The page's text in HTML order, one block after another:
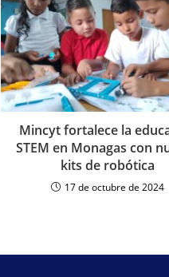
Mincyt fortalece la
STEM en Monagas con
kits de robótica
17 de octubre de 2024